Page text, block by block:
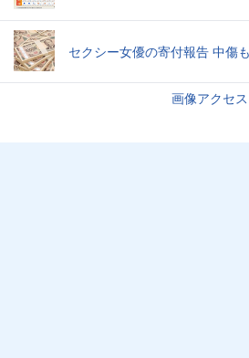
セクシー女優の寄付報告 中傷も
画像アクセ